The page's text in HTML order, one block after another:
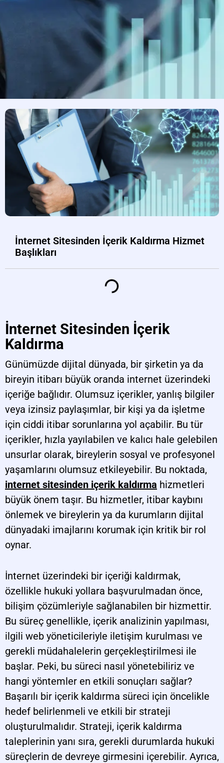
İnternet Sitesinden İçerik Kaldırma Hizmet
Başlıkları
İnternet Sitesinden İçerik
Kaldırma
Günümüzde dijital dünyada, bir şirketin ya da
bireyin itibarı büyük oranda internet üzerindeki
içeriğe bağlıdır. Olumsuz içerikler, yanlış bilgiler
veya izinsiz paylaşımlar, bir kişi ya da işletme
için ciddi itibar sorunlarına yol açabilir. Bu tür
içerikler, hızla yayılabilen ve kalıcı hale gelebilen
unsurlar olarak, bireylerin sosyal ve profesyonel
yaşamlarını olumsuz etkileyebilir. Bu noktada,
internet sitesinden içerik kaldırma hizmetleri
büyük önem taşır. Bu hizmetler, itibar kaybını
önlemek ve bireylerin ya da kurumların dijital
dünyadaki imajlarını korumak için kritik bir rol
oynar.
İnternet üzerindeki bir içeriği kaldırmak,
özellikle hukuki yollara başvurulmadan önce,
bilişim çözümleriyle sağlanabilen bir hizmettir.
Bu süreç genellikle, içerik analizinin yapılması,
ilgili web yöneticileriyle iletişim kurulması ve
gerekli müdahalelerin gerçekleştirilmesi ile
başlar. Peki, bu süreci nasıl yönetebiliriz ve
hangi yöntemler en etkili sonuçları sağlar?
Başarılı bir içerik kaldırma süreci için öncelikle
hedef belirlenmeli ve etkili bir strateji
oluşturulmalıdır. Strateji, içerik kaldırma
taleplerinin yanı sıra, gerekli durumlarda hukuki
süreçlerin de devreye girmesini içerebilir. Ayrıca,